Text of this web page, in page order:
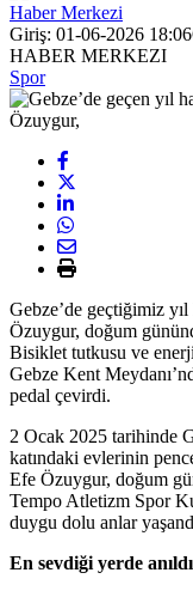
Haber Merkezi
Giriş: 01-06-2026 18:06
HABER MERKEZI
Spor
Gebze’de geçtiğimiz
Özuygur, doğum
Bisiklet tutkusu ve
Gebze Kent
pedal çevirdi.
2 Ocak 2025 tarihinde
katındaki evlerinin
Efe Özuygur, doğum
Tempo Atletizm Spor
duygu dolu anlar
En sevdiği yerde anıldı